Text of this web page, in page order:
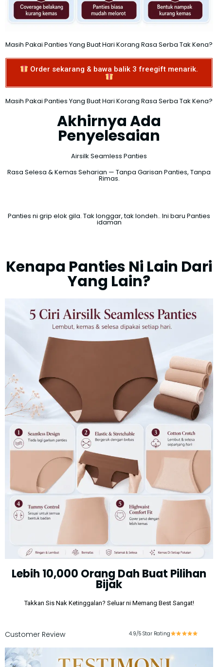
Masih Pakai Panties Yang Buat Hari Korang Rasa Serba Tak Kena?
Order sekarang & bawa balik 3 freegift menarik.
Masih Pakai Panties Yang Buat Hari Korang Rasa Serba Tak Kena?
Akhirnya Ada
Penyelesaian
Airsilk Seamless Panties
Rasa Selesa & Kemas Seharian — Tanpa Garisan Panties, Tanpa
Rimas.
Panties ni grip elok gila. Tak longgar, tak londeh.. Ini baru Panties
idaman
Kenapa Panties Ni Lain Dari
Yang Lain?
Lebih 10,000 Orang Dah Buat Pilihan
Bijak
Takkan Sis Nak Ketinggalan? Seluar ni Memang Best Sangat!
Customer Review 4.9/5 Star Rating